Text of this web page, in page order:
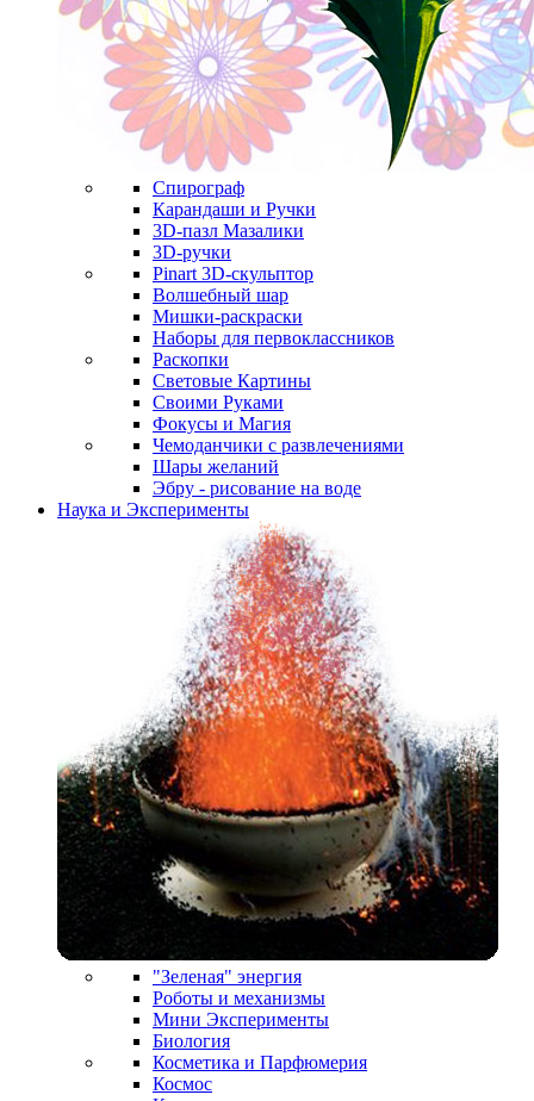
Спирограф
Карандаши и Ручки
3D-пазл Мазалики
3D-ручки
Pinart 3D-скульптор
Волшебный шар
Мишки-раскраски
Наборы для первоклассников
Раскопки
Световые Картины
Своими Руками
Фокусы и Магия
Чемоданчики с развлечениями
Шары желаний
Эбру - рисование на воде
Наука и Эксперименты
"Зеленая" энергия
Роботы и механизмы
Мини Эксперименты
Биология
Косметика и Парфюмерия
Космос